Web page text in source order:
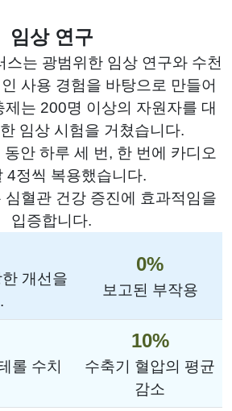
임상 연구
스는 광범위한 임상 연구와 수천
사용 경험을 바탕으로 만들어
제는 200명 이상의 자원자를 대
임상 시험을 거쳤습니다.
안 하루 세 번, 한 번에 카디오
4정씩 복용했습니다.
심혈관 건강 증진에 효과적임을
입증합니다.
개선을
0%
보고된 부작용
롤 수치
10%
수축기 혈압의 평균
감소